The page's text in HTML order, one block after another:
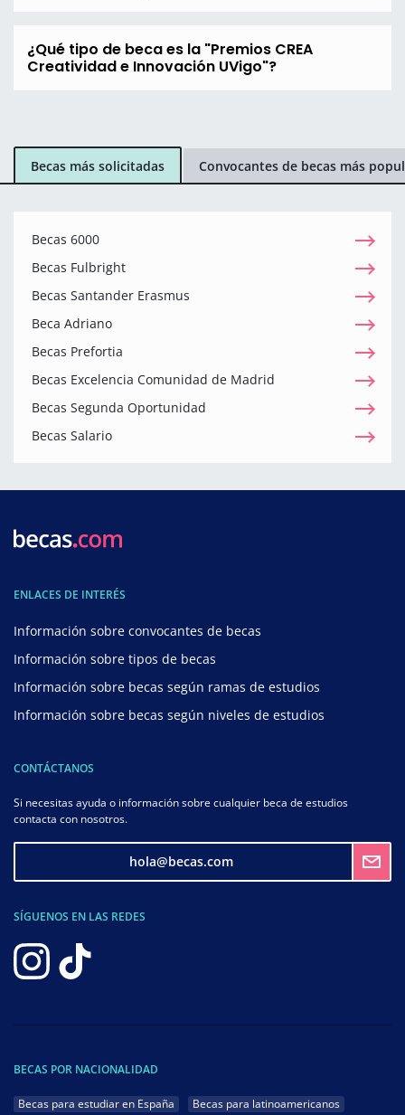
¿Qué tipo de beca es la "Premios CREA
Creatividad e Innovación UVigo"?
Becas más solicitadas Convocantes de becas más
Becas 6000
Becas Fulbright
Becas Santander Erasmus
Beca Adriano
Becas Prefortia
Becas Excelencia Comunidad de Madrid
Becas Segunda Oportunidad
Becas Salario
ENLACES DE INTERÉS
Información sobre convocantes de becas
Información sobre tipos de becas
Información sobre becas según ramas de estudios
Información sobre becas según niveles de estudios
CONTÁCTANOS
Si necesitas ayuda o información sobre cualquier beca de estudios
contacta con nosotros.
hola@becas.com
SÍGUENOS EN LAS REDES
BECAS POR NACIONALIDAD
Becas para estudiar en España Becas para latinoamericanos